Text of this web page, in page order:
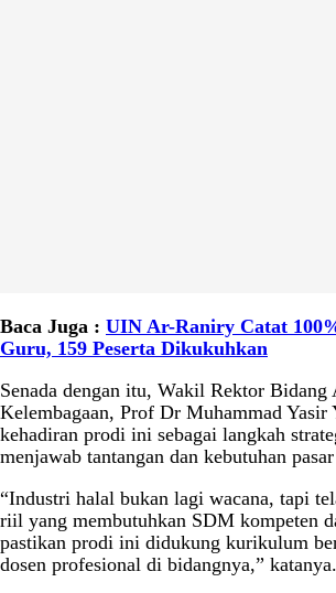
Baca Juga : UIN Ar-Raniry Catat
Guru, 159 Peserta Dikukuhkan
Senada dengan itu, Wakil Rektor Bidang
Kelembagaan, Prof Dr Muhammad Yasir
kehadiran prodi ini sebagai langkah
menjawab tantangan dan kebutuhan
“Industri halal bukan lagi wacana, tapi
riil yang membutuhkan SDM kompeten
pastikan prodi ini didukung kurikulum
dosen profesional di bidangnya,” katanya.